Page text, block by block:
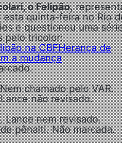
o Felipão,
quinta-feira no Rio
e questionou uma
pelo tricolor:
na CBFHerança de
a mudança
chamado pelo VAR.
Lance não revisado.
Lance nem revisado.
pênalti. Não marcada.